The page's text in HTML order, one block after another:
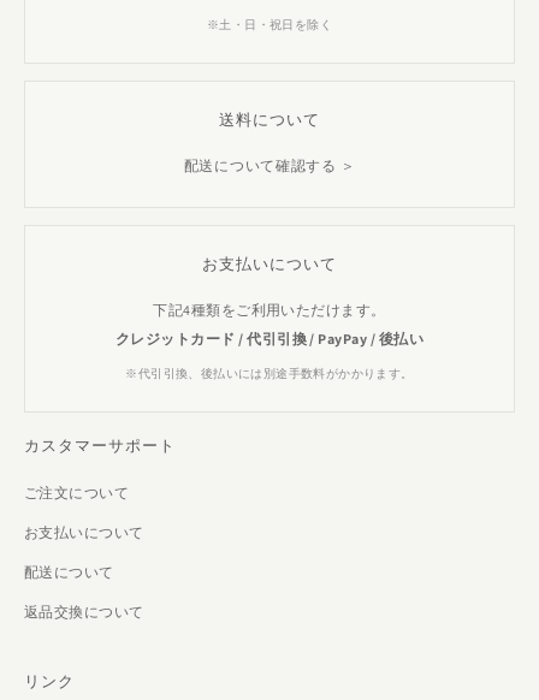
※土・日・祝日を除く
送料について
配送について確認する ＞
お支払いについて
下記4種類をご利用いただけます。
クレジットカード / 代引引換 / PayPay / 後払い
※代引引換、後払いには別途手数料がかかります。
カスタマーサポート
ご注文について
お支払いについて
配送について
返品交換について
リンク